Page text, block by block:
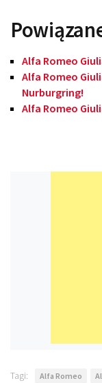
Alfa Romeo
Alfa Romeo
Nurburgring!
Alfa Romeo
Tagi: Alfa Romeo